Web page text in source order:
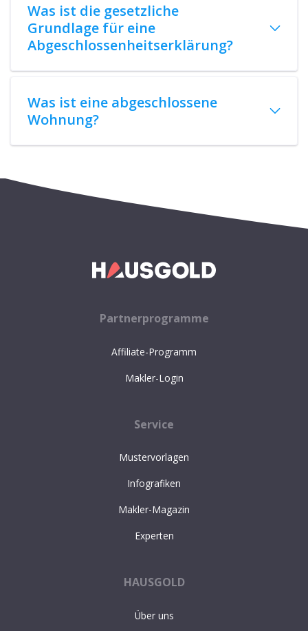
Was ist die gesetzliche
Grundlage für eine
Abgeschlossenheitserklärung?
Was ist eine abgeschlossene
Wohnung?
Partnerprogramme
Affiliate-Programm
Makler-Login
Service
Mustervorlagen
Infografiken
Makler-Magazin
Experten
HAUSGOLD
Über uns